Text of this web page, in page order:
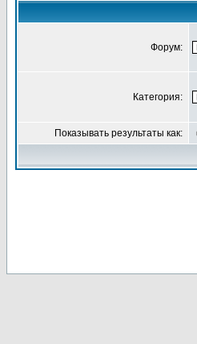
Форум:
Категория:
Показывать результаты как: